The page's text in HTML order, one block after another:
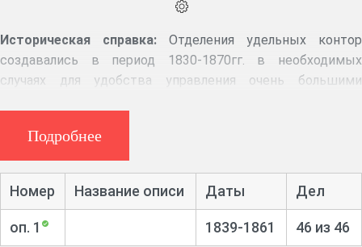
Историческая справка: Отделения удельных контор
создавались в период 1830-1870гг. в необходимых
случаях для удобства управления очень большими
ликвидированы.
Аннотация:Общие циркуляры и приказы по удельному
ведомству, предписания удельных контор по
организационным, административным, хозяйственным,
межевым вопросам и вопросам по эксплуатации
Подробнее
Номер Название описи Даты Дел
оп. 1 1839-1861 46 из 46